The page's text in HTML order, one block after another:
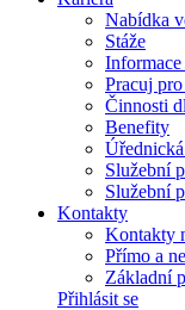
Nabídka
Stáže
Pracuj pro
Činnosti
Benefity
Služební
Služební
Kontakty
Kontakty
Přímo a
Základní
Přihlásit se